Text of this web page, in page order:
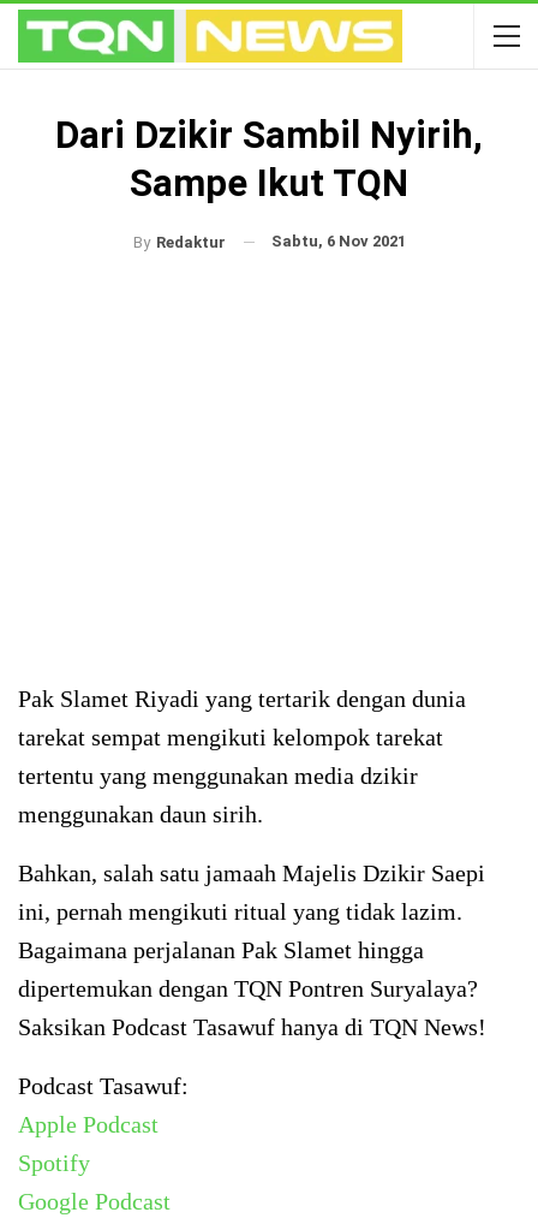
Dari Dzikir Sambil Nyirih,
Sampe Ikut TQN
By Redaktur Sabtu, 6 Nov 2021
Pak Slamet Riyadi yang tertarik dengan dunia
tarekat sempat mengikuti kelompok tarekat
tertentu yang menggunakan media dzikir
menggunakan daun sirih.
Bahkan, salah satu jamaah Majelis Dzikir Saepi
ini, pernah mengikuti ritual yang tidak lazim.
Bagaimana perjalanan Pak Slamet hingga
dipertemukan dengan TQN Pontren Suryalaya?
Saksikan Podcast Tasawuf hanya di TQN News!
Podcast Tasawuf:
Apple Podcast
Spotify
Google Podcast